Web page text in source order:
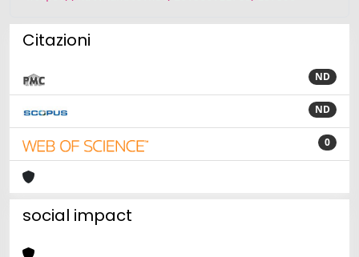
Citazioni
ND
ND
0
social impact